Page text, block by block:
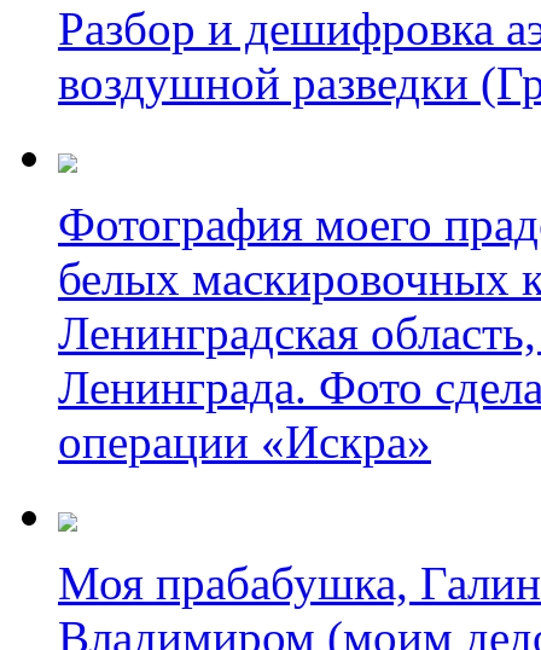
Разбор и дешифровка
воздушной разведки
Фотография моего
белых маскировочных
Ленинградская
Ленинграда. Фото
операции «Искра»
Моя прабабушка,
Владимиром (моим